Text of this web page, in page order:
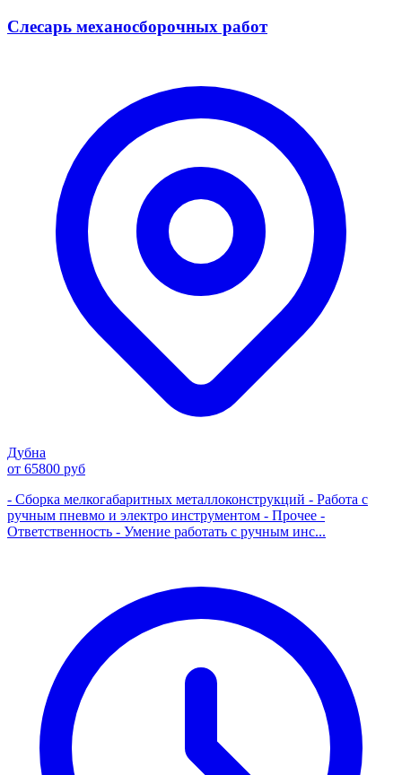
Слесарь механосборочных работ
Дубна
от 65800 руб
- Сборка мелкогабаритных металлоконструкций - Работа с
ручным пневмо и электро инструментом - Прочее -
Ответственность - Умение работать с ручным инс...